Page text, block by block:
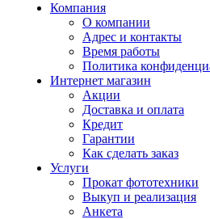
Компания
О компании
Адрес и контакты
Время работы
Политика
Интернет магазин
Акции
Доставка и оплата
Кредит
Гарантии
Как сделать заказ
Услуги
Прокат фототехники
Выкуп и реализация
Анкета